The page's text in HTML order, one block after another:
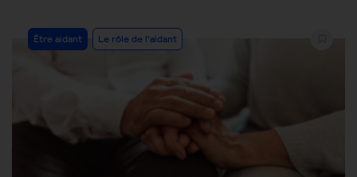
Post
Category:
Être aidant Le rôle de l'aidant